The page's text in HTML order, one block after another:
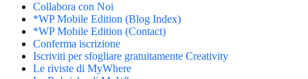
Collabora con Noi
*WP Mobile Edition (Blog Index)
*WP Mobile Edition (Contact)
Conferma iscrizione
Iscriviti per sfogliare gratuitamente Creativity
Le riviste di MyWhere